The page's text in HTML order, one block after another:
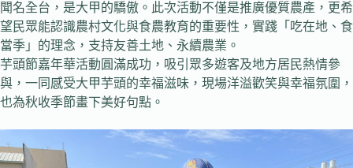
聞名全台，是大甲的驕傲。此次活動不僅是推廣優質農產，更希
望民眾能認識農村文化與食農教育的重要性，實踐「吃在地、食
當季」的理念，支持友善土地、永續農業。
芋頭節嘉年華活動圓滿成功，吸引眾多遊客及地方居民熱情參
與，一同感受大甲芋頭的幸福滋味，現場洋溢歡笑與幸福氛圍，
也為秋收季節畫下美好句點。